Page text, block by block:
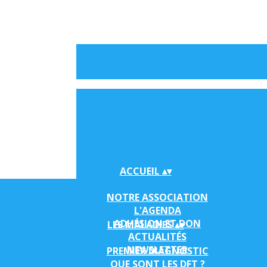
ACCUEIL ▴▾
NOTRE ASSOCIATION
L'AGENDA
ADHÉSION ET DON
ACTUALITÉS
NEWSLETTER
LES MALADIES▴▾
PREMIER DIAGNOSTIC
QUE SONT LES DFT ?